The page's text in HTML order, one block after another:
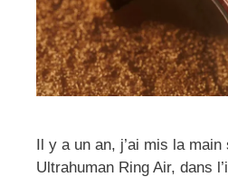
Il y a un an, j’ai mis la main
Ultrahuman Ring Air, dans